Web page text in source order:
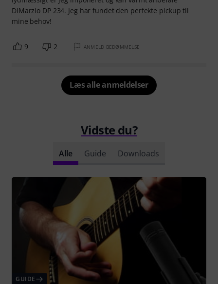
DiMarzio DP 234. Jeg har fundet den perfekte pickup til
mine behov!
9 2 ANMELD BEDØMMELSE
Læs alle anmeldelser
Vidste du?
Alle Guide Downloads
GUIDE